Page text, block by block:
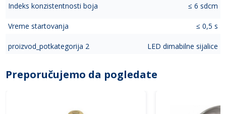
Indeks konzistentnosti boja ≤ 6 sdcm
Vreme startovanja ≤ 0,5 s
proizvod_potkategorija 2 LED dimabilne sijalice
Preporučujemo da pogledate